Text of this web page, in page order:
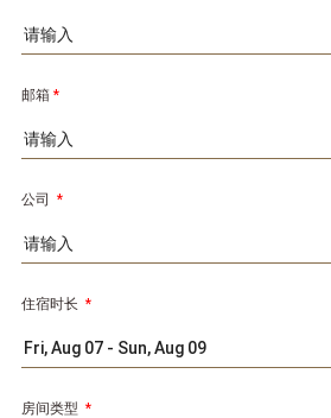
邮箱 *
公司 *
住宿时长 *
房间类型 *